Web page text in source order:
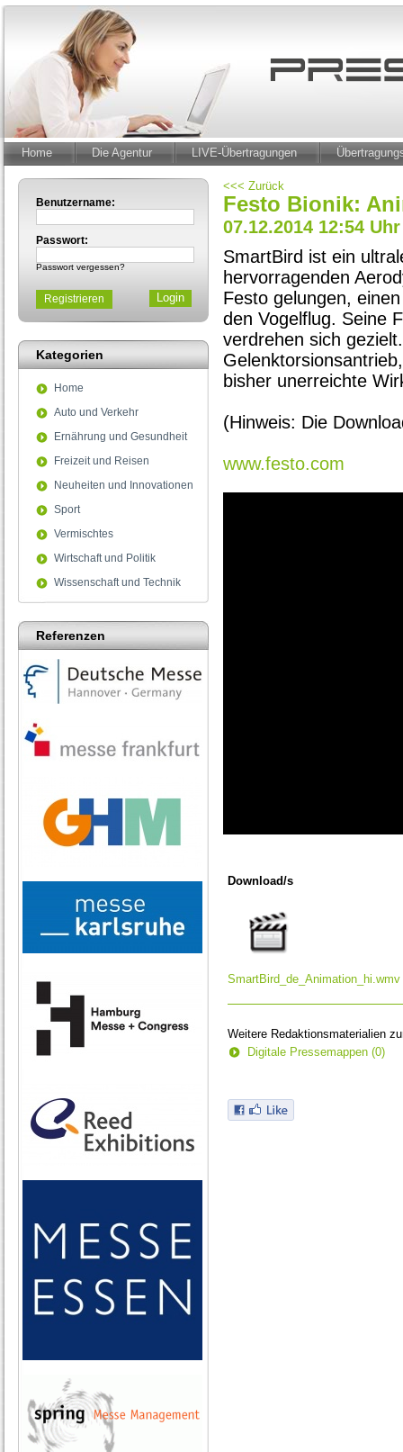
Home Die Agentur LIVE-Übertragungen
Benutzername:
Passwort:
Passwort vergessen?
Registrieren
Kategorien
Home
Auto und Verkehr
Ernährung und Gesundheit
Freizeit und Reisen
Neuheiten und Innovationen
Sport
Vermischtes
Wirtschaft und Politik
Wissenschaft und Technik
Referenzen
<<< Zurück
Festo Bionik:
07.12.2014 12:54 Uhr
SmartBird ist ein
hervorragenden
Festo gelungen,
den Vogelflug. Seine
verdrehen sich
bisher unerreichte
(Hinweis: Die
www.festo.com
0Download/s
SmartBird_de_Animation_hi.wmv
Weitere Redaktionsmaterialien
Digitale Pressemappen (0)